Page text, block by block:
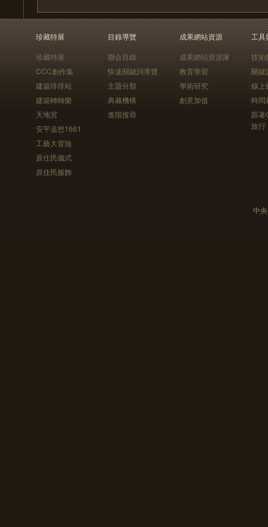
珍藏特展
珍藏特展
CCC創作集
建築排排站
建築轉轉樂
天地宮
安平追想1661
工藝大冒險
原住民儀式
原住民服飾
目錄導覽
聯合目錄
快速關鍵詞導覽
主題分類
典藏機構
進階搜尋
成果網站資源
成果網站資源庫
教育學習
學術研究
創意加值
工具
技術
關鍵
線上
時間
跟
旅行
中